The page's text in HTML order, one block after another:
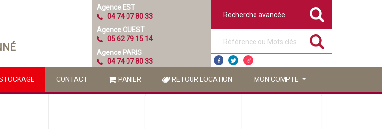
Agence EST
04 74 07 80 33
Agence OUEST
05 62 79 15 14
Agence PARIS
04 74 07 80 33
Recherche avancée
CONTACT PANIER RETOUR LOCATION MON COMPTE